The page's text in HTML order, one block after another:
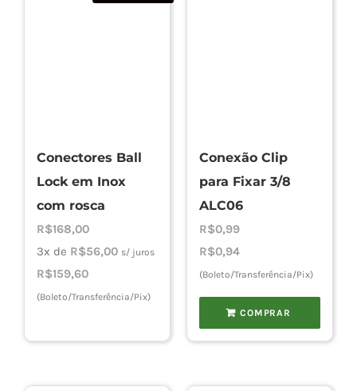
Conectores Ball
Lock em Inox
com rosca
R$168,00
3x de R$56,00 s/ juros
R$159,60
(Boleto/Transferência/Pix)
Conexão Clip
para Fixar 3/8
ALC06
R$0,99
R$0,94
(Boleto/Transferência/Pix)
COMPRAR